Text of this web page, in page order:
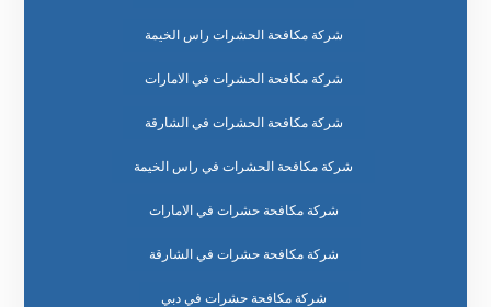
شركة مكافحة الحشرات راس الخيمة
شركة مكافحة الحشرات في الامارات
شركة مكافحة الحشرات في الشارقة
شركة مكافحة الحشرات في راس الخيمة
شركة مكافحة حشرات في الامارات
شركة مكافحة حشرات في الشارقة
شركة مكافحة حشرات في دبي